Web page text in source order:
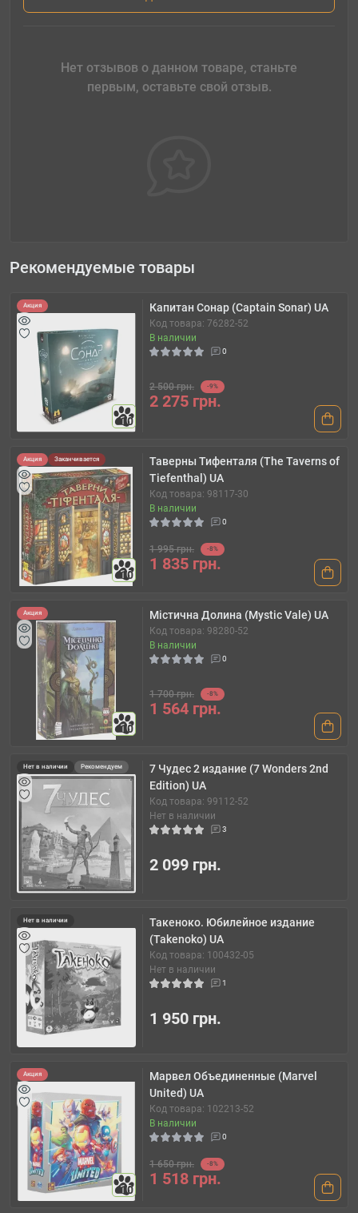
Нет отзывов о данном товаре, станьте
первым, оставьте свой отзыв.
Рекомендуемые товары
Акция
10
Капитан Сонар (Captain Sonar) UA
Код товара: 76282-52
В наличии
0
2 500 грн. -9%
2 275 грн.
Акция Заканчивается
10
Таверны Тифенталя (The Taverns of
Tiefenthal) UA
Код товара: 98117-30
В наличии
0
1 995 грн. -8%
1 835 грн.
Акция
10
Містична Долина (Mystic Vale) UA
Код товара: 98280-52
В наличии
0
1 700 грн. -8%
1 564 грн.
Нет в наличии Рекомендуем
7 Чудес 2 издание (7 Wonders 2nd
Edition) UA
Код товара: 99112-52
Нет в наличии
3
2 099 грн.
Нет в наличии
Такеноко. Юбилейное издание
(Takenoko) UA
Код товара: 100432-05
Нет в наличии
1
1 950 грн.
Акция
10
Марвел Объединенные (Marvel
United) UA
Код товара: 102213-52
В наличии
0
1 650 грн. -8%
1 518 грн.